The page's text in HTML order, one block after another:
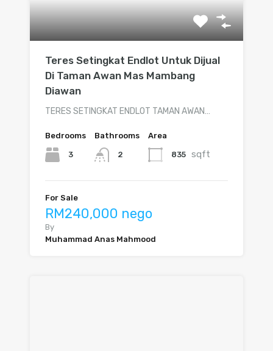
Teres Setingkat Endlot Untuk Dijual
Di Taman Awan Mas Mambang
Diawan
TERES SETINGKAT ENDLOT TAMAN AWAN…
Bedrooms
3
Bathrooms
2
Area
835 sqft
For Sale
RM240,000 nego
By
Muhammad Anas Mahmood